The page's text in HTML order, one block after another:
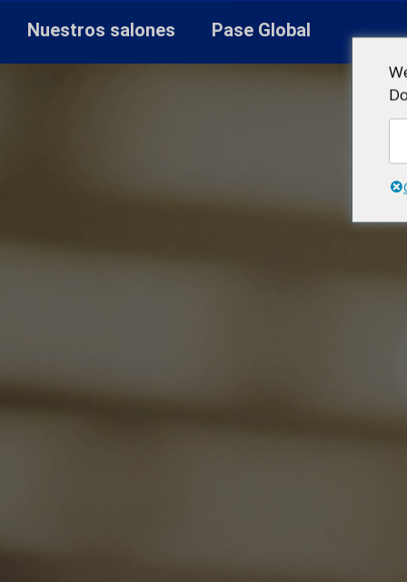
Nuestros salones Pase Global